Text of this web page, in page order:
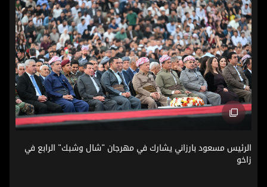
الرئيس مسعود بارزاني يشارك في مهرجان "شال وشبك" الرابع في
زاخو